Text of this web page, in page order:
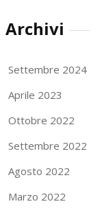
Archivi
Settembre 2024
Aprile 2023
Ottobre 2022
Settembre 2022
Agosto 2022
Marzo 2022